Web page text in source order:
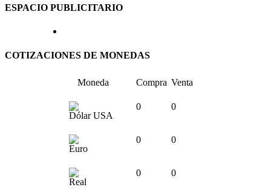
ESPACIO PUBLICITARIO
COTIZACIONES DE MONEDAS
Moneda Compra Venta
Dólar USA
0 0
Euro
0 0
Real
0 0